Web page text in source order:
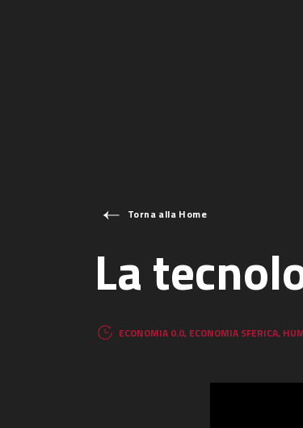
Torna alla Home
La
ECONOMIA 0.0, ECONOMIA SFERICA,